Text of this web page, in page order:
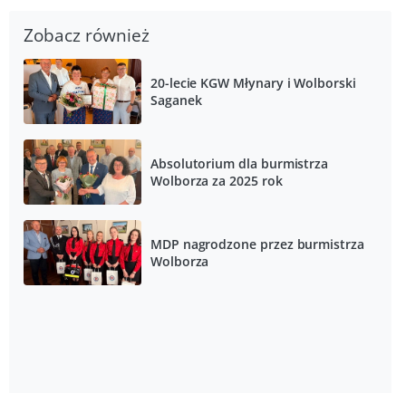
Zobacz również
20-lecie KGW Młynary i Wolborski
Saganek
Absolutorium dla burmistrza
Wolborza za 2025 rok
MDP nagrodzone przez burmistrza
Wolborza